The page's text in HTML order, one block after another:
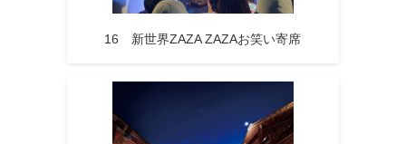
16 新世界ZAZA ZAZAお笑い寄席